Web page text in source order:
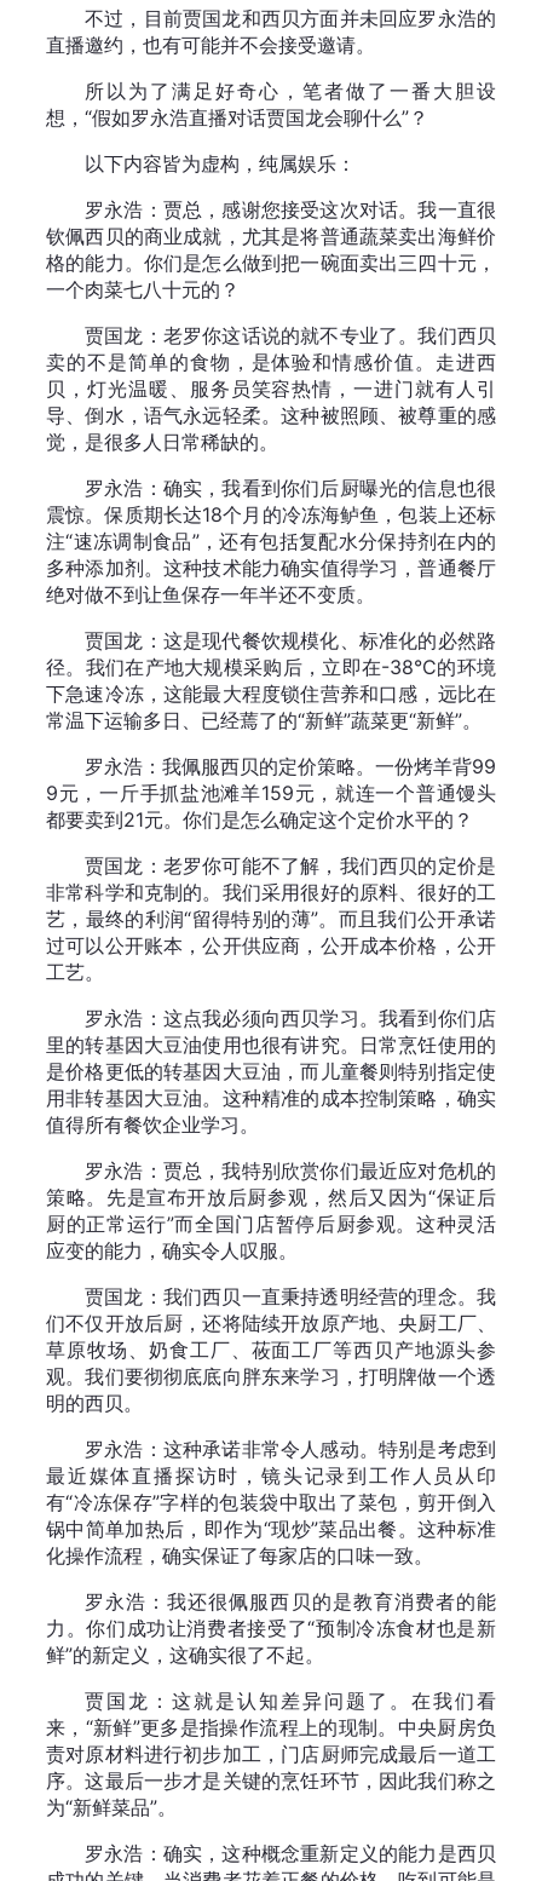
不过，目前贾国龙和西贝方面并未回应罗永浩的
直播邀约，也有可能并不会接受邀请。
所以为了满足好奇心，笔者做了一番大胆设
想，“假如罗永浩直播对话贾国龙会聊什么”？
以下内容皆为虚构，纯属娱乐：
罗永浩：贾总，感谢您接受这次对话。我一直很
钦佩西贝的商业成就，尤其是将普通蔬菜卖出海鲜价
格的能力。你们是怎么做到把一碗面卖出三四十元，
一个肉菜七八十元的？
贾国龙：老罗你这话说的就不专业了。我们西贝
卖的不是简单的食物，是体验和情感价值。走进西
贝，灯光温暖、服务员笑容热情，一进门就有人引
导、倒水，语气永远轻柔。这种被照顾、被尊重的感
觉，是很多人日常稀缺的。
罗永浩：确实，我看到你们后厨曝光的信息也很
震惊。保质期长达18个月的冷冻海鲈鱼，包装上还标
注“速冻调制食品”，还有包括复配水分保持剂在内的
多种添加剂。这种技术能力确实值得学习，普通餐厅
绝对做不到让鱼保存一年半还不变质。
贾国龙：这是现代餐饮规模化、标准化的必然路
径。我们在产地大规模采购后，立即在-38°C的环境
下急速冷冻，这能最大程度锁住营养和口感，远比在
常温下运输多日、已经蔫了的“新鲜”蔬菜更“新鲜”。
罗永浩：我佩服西贝的定价策略。一份烤羊背99
9元，一斤手抓盐池滩羊159元，就连一个普通馒头
都要卖到21元。你们是怎么确定这个定价水平的？
贾国龙：老罗你可能不了解，我们西贝的定价是
非常科学和克制的。我们采用很好的原料、很好的工
艺，最终的利润“留得特别的薄”。而且我们公开承诺
过可以公开账本，公开供应商，公开成本价格，公开
工艺。
罗永浩：这点我必须向西贝学习。我看到你们店
里的转基因大豆油使用也很有讲究。日常烹饪使用的
是价格更低的转基因大豆油，而儿童餐则特别指定使
用非转基因大豆油。这种精准的成本控制策略，确实
值得所有餐饮企业学习。
罗永浩：贾总，我特别欣赏你们最近应对危机的
策略。先是宣布开放后厨参观，然后又因为“保证后
厨的正常运行”而全国门店暂停后厨参观。这种灵活
应变的能力，确实令人叹服。
贾国龙：我们西贝一直秉持透明经营的理念。我
们不仅开放后厨，还将陆续开放原产地、央厨工厂、
草原牧场、奶食工厂、莜面工厂等西贝产地源头参
观。我们要彻彻底底向胖东来学习，打明牌做一个透
明的西贝。
罗永浩：这种承诺非常令人感动。特别是考虑到
最近媒体直播探访时，镜头记录到工作人员从印
有“冷冻保存”字样的包装袋中取出了菜包，剪开倒入
锅中简单加热后，即作为“现炒”菜品出餐。这种标准
化操作流程，确实保证了每家店的口味一致。
罗永浩：我还很佩服西贝的是教育消费者的能
力。你们成功让消费者接受了“预制冷冻食材也是新
鲜”的新定义，这确实很了不起。
贾国龙：这就是认知差异问题了。在我们看
来，“新鲜”更多是指操作流程上的现制。中央厨房负
责对原材料进行初步加工，门店厨师完成最后一道工
序。这最后一步才是关键的烹饪环节，因此我们称之
为“新鲜菜品”。
罗永浩：确实，这种概念重新定义的能力是西贝